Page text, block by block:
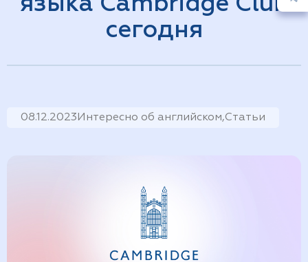
сегодня
08.12.2023 Интересно об английском,Статьи